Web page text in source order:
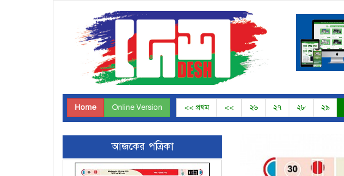
Home Online Version << প্রথম << ২৬ ২৭ ২৮ ২৯
আজকের পত্রিকা
Page-29